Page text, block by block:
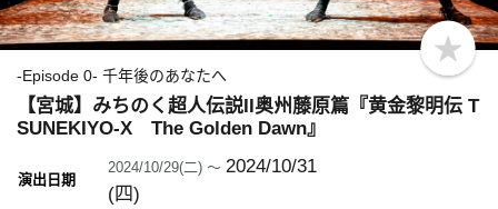
b
o
k
-Episode 0- 千年後のあなたへ
【宮城】みちのく超人伝説II奥州藤原篇『黄金黎明伝 T
SUNEKIYO-X The Golden Dawn』
演出日期
2024/10/29(二) ～ 2024/10/31
(四)